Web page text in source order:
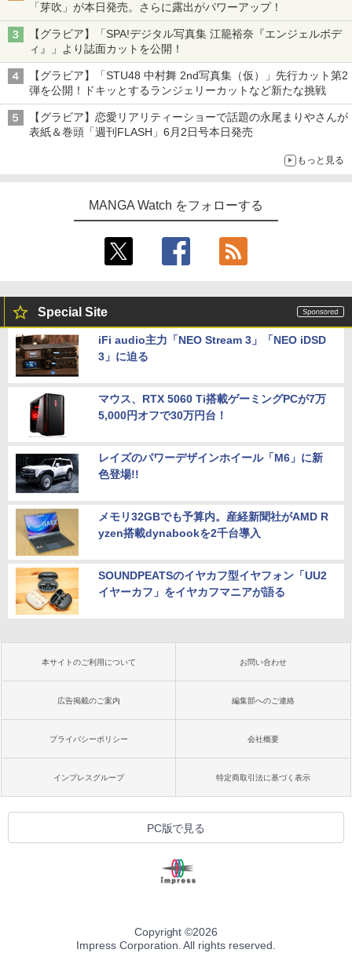
「芽吹」が本日発売。さらに露出がパワーアップ！
【グラビア】「SPA!デジタル写真集 江籠裕奈『エンジェルボデ
ィ』」より誌面カットを公開！
【グラビア】「STU48 中村舞 2nd写真集（仮）」先行カット第2
弾を公開！ドキッとするランジェリーカットなど新たな挑戦
【グラビア】恋愛リアリティーショーで話題の永尾まりやさんが
表紙＆巻頭「週刊FLASH」6月2日号本日発売
もっと見る
MANGA Watch をフォローする
Special Site
iFi audio主力「NEO Stream 3」「NEO iDSD
3」に迫る
マウス、RTX 5060 Ti搭載ゲーミングPCが7万
5,000円オフで30万円台！
レイズのパワーデザインホイール「M6」に新
色登場!!
メモリ32GBでも予算内。産経新聞社がAMD R
yzen搭載dynabookを2千台導入
SOUNDPEATSのイヤカフ型イヤフォン「UU2
イヤーカフ」をイヤカフマニアが語る
本サイトのご利用について お問い合わせ
広告掲載のご案内 編集部へのご連絡
プライバシーポリシー 会社概要
インプレスグループ 特定商取引法に基づく表示
PC版で見る
Copyright ©2026
Impress Corporation. All rights reserved.